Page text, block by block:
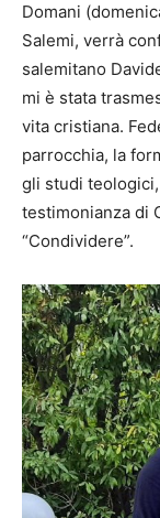
Domani
Salemi, verrà
salemitano
mi è stata
vita cristiana.
parrocchia, la
gli studi
testimonianza di
“Condividere”.